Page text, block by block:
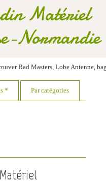
Matériel
Normandie
Rad Masters, Lobe Antenne,
* Par catégories